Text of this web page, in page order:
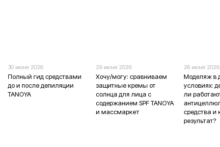
30 июня 2026
Полный гид средствами
до и после депиляции
TANOYA
29 июня 2026
Хочу/могу: сравниваем
защитные кремы от
солнца для лица с
содержанием SPF TANOYA
и массмаркет
28 июня 2026
Моделяж в
условиях:
ли
средства и
результат?